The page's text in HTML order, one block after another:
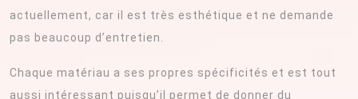
actuellement, car il est très esthétique et ne demande
pas beaucoup d’entretien.
Chaque matériau a ses propres spécificités et est tout
aussi intéressant puisqu’il permet de donner du